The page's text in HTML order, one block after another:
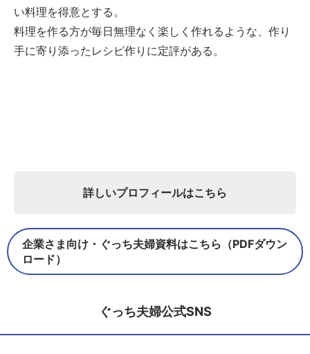
い料理を得意とする。
料理を作る方が毎日無理なく楽しく作れるような、作り
手に寄り添ったレシピ作りに定評がある。
詳しいプロフィールはこちら
企業さま向け・ぐっち夫婦資料はこちら（PDFダウン
ロード）
ぐっち夫婦公式SNS